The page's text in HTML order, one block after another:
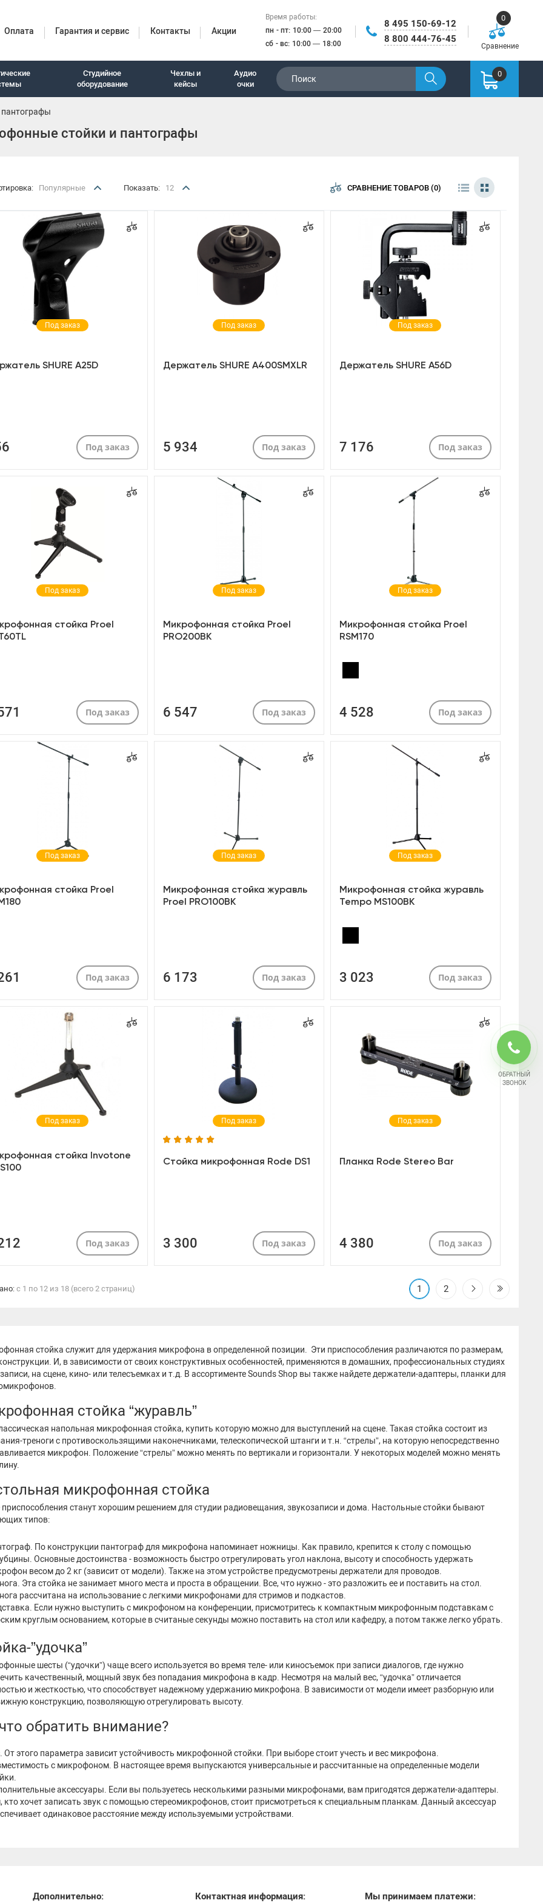
ОБРАТНЫЙ
ЗВОНОК
Оплата Гарантия и сервис Контакты Акции
Время работы:
пн - пт: 10:00 — 20:00
сб - вс: 10:00 — 18:00
8 495 150-69-12
8 800 444-76-45
0
Сравнение
Студийное
оборудование
Чехлы и
кейсы
Аудио
очки
0
стойки и пантографы
Популярные Показать: 12 СРАВНЕНИЕ ТОВАРОВ (0)
Под заказ
SHURE A25D
Под заказ
Под заказ
Держатель SHURE A400SMXLR
5 934 Под заказ
Под заказ
Держатель SHURE A56D
7 176 Под заказ
Под заказ
стойка Proel
Под заказ
Под заказ
Микрофонная стойка Proel
PRO200BK
6 547 Под заказ
Под заказ
Микрофонная стойка Proel
RSM170
4 528 Под заказ
Под заказ
стойка Proel
Под заказ
Под заказ
Микрофонная стойка журавль
Proel PRO100BK
6 173 Под заказ
Под заказ
Микрофонная стойка журавль
Tempo MS100BK
3 023 Под заказ
Под заказ
стойка Invotone
Под заказ
Под заказ
Стойка микрофонная Rode DS1
3 300 Под заказ
Под заказ
Планка Rode Stereo Bar
4 380 Под заказ
с 1 по 12 из 18 (всего 2 страниц) 1 2
стойка служит для удержания микрофона в определенной позиции. Эти приспособления различаются по размерам,
И, в зависимости от своих конструктивных особенностей, применяются в домашних, профессиональных студиях
на сцене, кино- или телесъемках и т.д. В ассортименте Sounds Shop вы также найдете держатели-адаптеры, планки для
стойка “журавль”
напольная микрофонная стойка, купить которую можно для выступлений на сцене. Такая стойка состоит из
треноги с противоскользящими наконечниками, телескопической штанги и т.н. “стрелы”, на которую непосредственно
микрофон. Положение “стрелы” можно менять по вертикали и горизонтали. У некоторых моделей можно менять
микрофонная стойка
приспособления станут хорошим решением для студии радиовещания, звукозаписи и дома. Настольные стойки бывают
типов:
По конструкции пантограф для микрофона напоминает ножницы. Как правило, крепится к столу с помощью
Основные достоинства - возможность быстро отрегулировать угол наклона, высоту и способность удержать
весом до 2 кг (зависит от модели). Также на этом устройстве предусмотрены держатели для проводов.
Эта стойка не занимает много места и проста в обращении. Все, что нужно - это разложить ее и поставить на стол.
рассчитана на использование с легкими микрофонами для стримов и подкастов.
Если нужно выступить с микрофоном на конференции, присмотритесь к компактным микрофонным подставкам с
круглым основанием, которые в считаные секунды можно поставить на стол или кафедру, а потом также легко убрать.
”удочка”
шесты (“удочки”) чаще всего используется во время теле- или киносъемок при записи диалогов, где нужно
качественный, мощный звук без попадания микрофона в кадр. Несмотря на малый вес, “удочка” отличается
и жесткостью, что способствует надежному удержанию микрофона. В зависимости от модели имеет разборную или
конструкцию, позволяющую отрегулировать высоту.
обратить внимание?
От этого параметра зависит устойчивость микрофонной стойки. При выборе стоит учесть и вес микрофона.
с микрофоном. В настоящее время выпускаются универсальные и рассчитанные на определенные модели
аксессуары. Если вы пользуетесь несколькими разными микрофонами, вам пригодятся держатели-адаптеры.
кто хочет записать звук с помощью стереомикрофонов, стоит присмотреться к специальным планкам. Данный аксессуар
одинаковое расстояние между используемыми устройствами.
Дополнительно: Контактная информация: Мы принимаем платежи: